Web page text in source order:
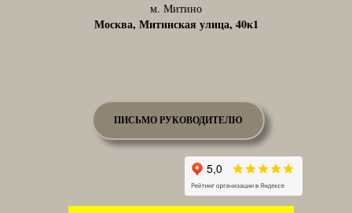
м. Митино
Москва, Митинская улица, 40к1
ПИСЬМО РУКОВОДИТЕЛЮ